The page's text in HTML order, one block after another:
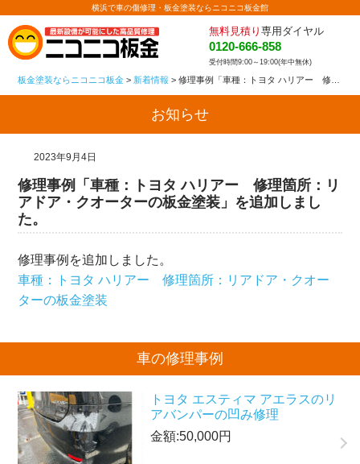
横浜で車の傷修理・板金塗装ならニコニコ板金館
無料見積り 専用ダイヤル
0120-666-858
受付時間9:00～19:00(年中無休)
板金塗装ならニコニコ板金 > 新着情報 >修理事例「車種：トヨタ ハリアー 修理箇所：リアドア・クオーターの板金塗装」を追加しました。
お知らせ
2023年9月4日
修理事例「車種：トヨタ ハリアー 修理箇所：リ
アドア・クオーターの板金塗装」を追加しまし
た。
修理事例を追加しました。
車種：トヨタ ハリアー 修理箇所：リアドア・クオー
ターの板金塗装
車の修理事例
トヨタ エスティマ アエラスのリ
アバンパーの凹み修理
金額:50,000円